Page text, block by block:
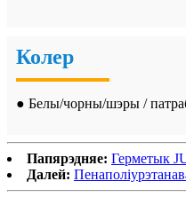
Колер
● Белы/чорны/шэры /
Папярэдняе: Герметык
Далей: